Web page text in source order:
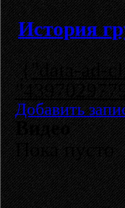
История
{"data-ad-
Добавить
Видео
Пока пусто